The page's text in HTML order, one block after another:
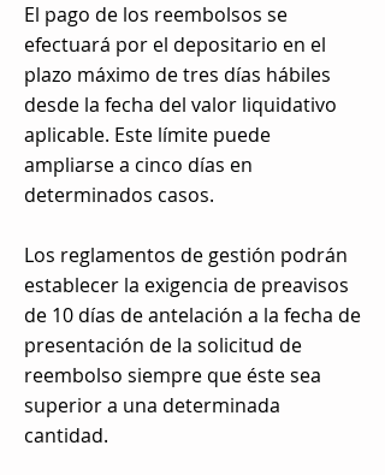
El pago de los reembolsos se
efectuará por el depositario en el
plazo máximo de tres días hábiles
desde la fecha del valor liquidativo
aplicable. Este límite puede
ampliarse a cinco días en
determinados casos.
Los reglamentos de gestión podrán
establecer la exigencia de preavisos
de 10 días de antelación a la fecha de
presentación de la solicitud de
reembolso siempre que éste sea
superior a una determinada
cantidad.